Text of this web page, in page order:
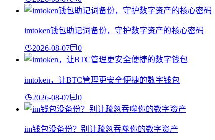
imtoken钱包助记词备份，守护数字资产的核心密码
2026-08-07 0
imtoken，让BTC管理更安全便捷的数字钱包
2026-08-07 0
im钱包没备份？别让疏忽吞噬你的数字资产